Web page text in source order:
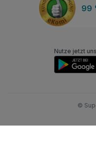
99
Nutze jetzt
©